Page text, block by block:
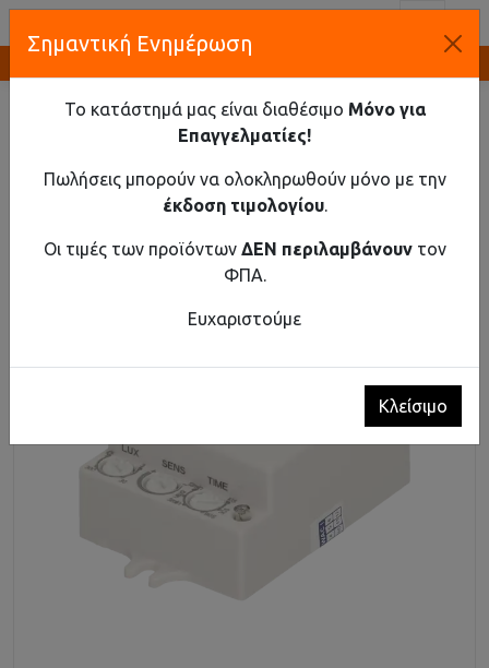
ΑΡΧΙΚΉ
ΚΤΗΡΙΑΚΌΣ ΕΞΟΠΛΙΣΜΌΣ
ΑΙΣΘΗΤΉΡΕΣ ΚΊΝΗΣΗΣ PIR
ΑΙΣΘΗΤΉΡΑΣ MICROWAVE ΓΙΑ ΦΟΡΤΊΟ ΈΩΣ 1200W
ΕΣΩΤΕΡΙΚΟΎ ΧΏΡΟΥ (IP20).
Αισθητήρας microwave για φορτίο έως 1200W
εσωτερικού χώρου (IP20).
Σημαντική Ενημέρωση
Το κατάστημά μας είναι διαθέσιμο Μόνο για
Επαγγελματίες!
Πωλήσεις μπορούν να ολοκληρωθούν μόνο με την
έκδοση τιμολογίου.
Οι τιμές των προϊόντων ΔΕΝ περιλαμβάνουντον
ΦΠΑ.
Ευχαριστούμε
Κλείσιμο